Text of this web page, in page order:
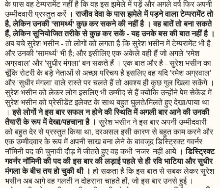
के पास वह टेम्परामेंट नहीं है कि वह इस झमेले में पड़ें और अगले वर्ष फिर अपनी
उम्मीदवारी प्रस्तुत करें ।राजीव देवा के पास झमेले में पड़ने वाला टेम्परामेंट तो
है, लेकिन उनकी 'सामर्थ्य' कुछ कर सकने की नहीं है । वह बातें तो बना सकते
हैं, लेकिन सुनियोजित तरीके से कुछ कर सकें - यह उनके बस की बात नहीं है ।
अब बचे सुरेश भसीन - तो लोगों को लगता है कि सुरेश भसीन में टेम्परामेंट भी है
और उनकी 'सामर्थ्य' भी है; और इसीलिए एक अकेले वही हैं जो अगले 'रमेश
अग्रवाल' और 'सुधीर मंगला' बन सकते हैं । एक बात और है - सुरेश भसीन का
चूँकि रोटरी के बड़े नेताओं से अच्छा परिचय है इसलिए वह यदि 'रमेश अग्रवाल'
और 'सुधीर मंगला' वाले रास्ते पर चलते हैं तो अवश्य ही कुछ गुल खिला सकेंगे ।
सुरेश भसीन को लेकर लोग इसलिए भी उम्मीद से हैं क्योंकि उन्होंने पेम सेकेंड में
सुरेश भसीन को प्रेसीडेंट इलेक्ट के साथ बहुत घुलते/मिलते हुए देखा/पाया था
।इसे लोगों ने इस बार सफल न होने की स्थिति में अगली बार आने की उनकी
तैयारी के रूप में देखा/पहचाना है । सुरेश भसीन ने इस बार अपनी उम्मीदवारी
को बहुत देर से प्रस्तुत किया था, दरअसल इसी कारण से बहुत काम करने और
एक उम्मीदवार के रूप में अपनी साख बना लेने के बावजूद डिस्ट्रिक्ट गवर्नर
नॉमिनी पद की चुनावी दौड़ में जीतते हुए वह कभी 'नजर' नहीं आये ।डिस्ट्रिक्ट
गवर्नर नॉमिनी की पद की इस बार की लड़ाई पहले से ही रवि भाटिया और सुधीर
मंगला के बीच तय हो चुकी थी । हो सकता है कि इस बात से सबक लेकर सुरेश
भसीन अब आगे वह गलती न दोहराना चाहते हों, जो इस बार उनसे हुई ।